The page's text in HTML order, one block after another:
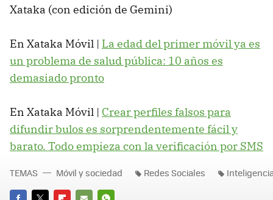
Xataka (con edición de Gemini)
En Xataka Móvil | La edad del primer móvil ya es
un problema de salud pública: 10 años es
demasiado pronto
En Xataka Móvil | Crear perfiles falsos para
difundir bulos es sorprendentemente fácil y
barato. Todo empieza con la verificación por SMS
TEMAS Móvil y sociedad Redes Sociales